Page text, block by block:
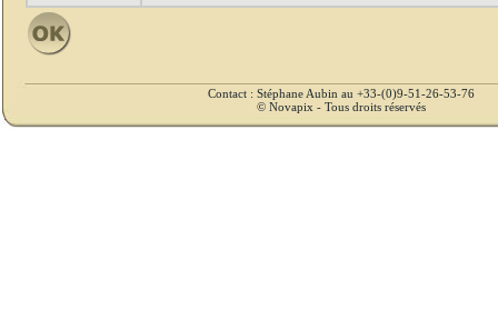
Contact : Stéphane Aubin au +33-(0)9-51-26-53-76
© Novapix - Tous droits réservés